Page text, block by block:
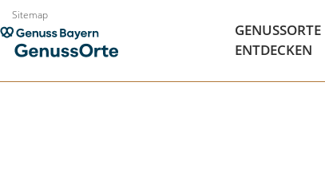
Zum
Inhalt
springen
Sitemap
GENUSSORTE
ENTDECKEN